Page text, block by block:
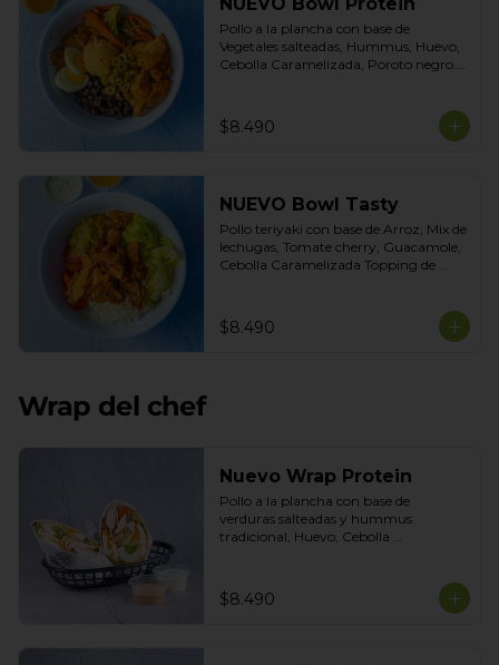
Pollo a la plancha con base de
Vegetales salteadas, Hummus, Huevo,
Cebolla Caramelizada, Poroto negro.
$8.490
NUEVO Bowl Tasty
Pollo teriyaki con base de Arroz, Mix de
lechugas, Tomate cherry, Guacamole,
Cebolla Caramelizada Topping de
$8.490
Wrap del chef
Nuevo Wrap Protein
Pollo a la plancha con base de
verduras salteadas y hummus
tradicional, Huevo, Cebolla
Cilantro y Tasty
$8.490